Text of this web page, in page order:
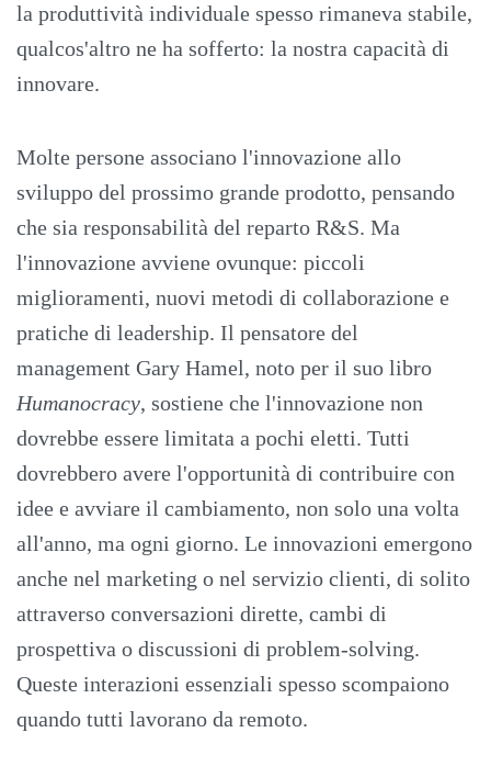
la produttività individuale spesso rimaneva stabile,
qualcos'altro ne ha sofferto: la nostra capacità di
innovare.
Molte persone associano l'innovazione allo
sviluppo del prossimo grande prodotto, pensando
che sia responsabilità del reparto R&S. Ma
l'innovazione avviene ovunque: piccoli
miglioramenti, nuovi metodi di collaborazione e
pratiche di leadership. Il pensatore del
management Gary Hamel, noto per il suo libro
Humanocracy, sostiene che l'innovazione non
dovrebbe essere limitata a pochi eletti. Tutti
dovrebbero avere l'opportunità di contribuire con
idee e avviare il cambiamento, non solo una volta
all'anno, ma ogni giorno. Le innovazioni emergono
anche nel marketing o nel servizio clienti, di solito
attraverso conversazioni dirette, cambi di
prospettiva o discussioni di problem-solving.
Queste interazioni essenziali spesso scompaiono
quando tutti lavorano da remoto.